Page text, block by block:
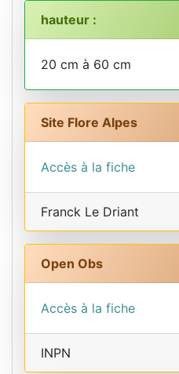
hauteur :
20 cm à 60 cm
Site Flore Alpes
Accès à la fiche
Franck Le Driant
Open Obs
Accès à la fiche
INPN